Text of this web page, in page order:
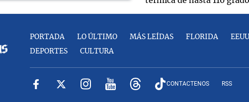
PORTADA LO ÚLTIMO MÁS LEÍDAS FLORIDA EEUU
DEPORTES CULTURA
CONTACTENOS RSS